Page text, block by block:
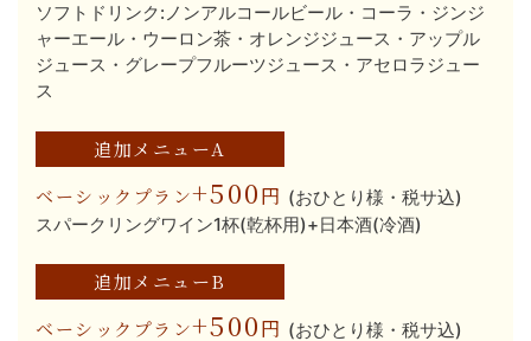
ソフトドリンク:ノンアルコールビール・コーラ・ジンジ
ャーエール・ウーロン茶・オレンジジュース・アップル
ジュース・グレープフルーツジュース・アセロラジュー
ス
追加メニューA
ベーシックプラン+500円 (おひとり様・税サ込)
スパークリングワイン1杯(乾杯用)+日本酒(冷酒)
追加メニューB
ベーシックプラン+500円 (おひとり様・税サ込)